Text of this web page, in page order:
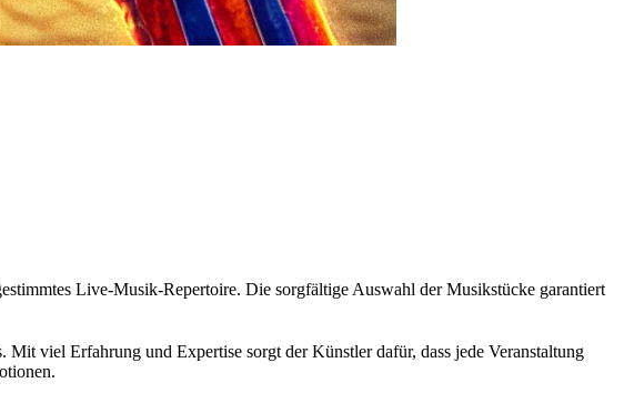
Live-Musik-Repertoire. Die sorgfältige Auswahl der Musikstücke garantiert
viel Erfahrung und Expertise sorgt der Künstler dafür, dass jede Veranstaltung